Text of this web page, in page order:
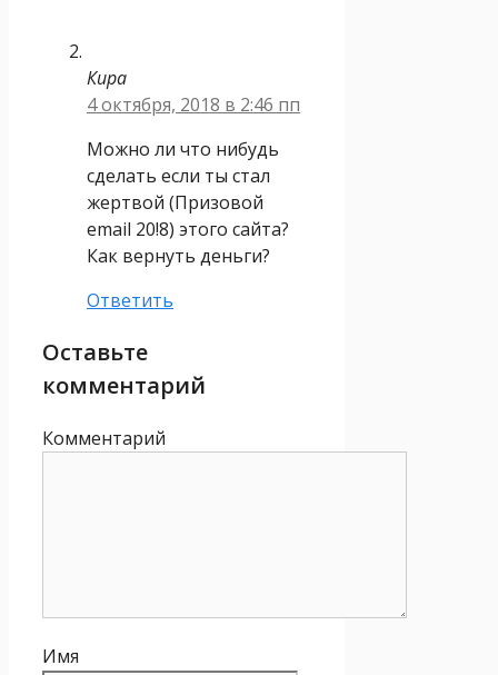
Кира
4 октября, 2018 в 2:46 пп
Можно ли что нибудь
сделать если ты стал
жертвой (Призовой
email 20!8) этого сайта?
Как вернуть деньги?
Ответить
Оставьте
комментарий
Комментарий
Имя